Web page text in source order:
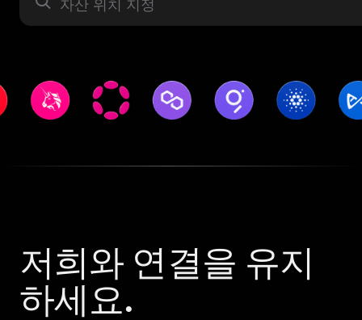
저희와 연결을 유지
하세요.